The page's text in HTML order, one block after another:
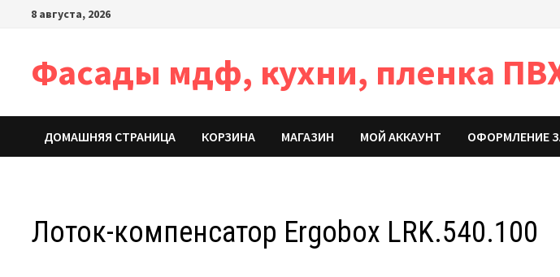
Перейти8 августа, 2026
Фасады мдф, кухни, пленка
ДОМАШНЯЯ СТРАНИЦА КОРЗИНА МАГАЗИН МОЙ АККАУНТ ОФОРМЛЕНИЕ
Лоток-компенсатор Ergobox LRK.540.100